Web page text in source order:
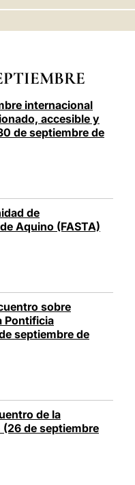
internacional
accesible y
de septiembre de
de
Aquino (FASTA)
sobre
Pontificia
septiembre de
de la
de septiembre